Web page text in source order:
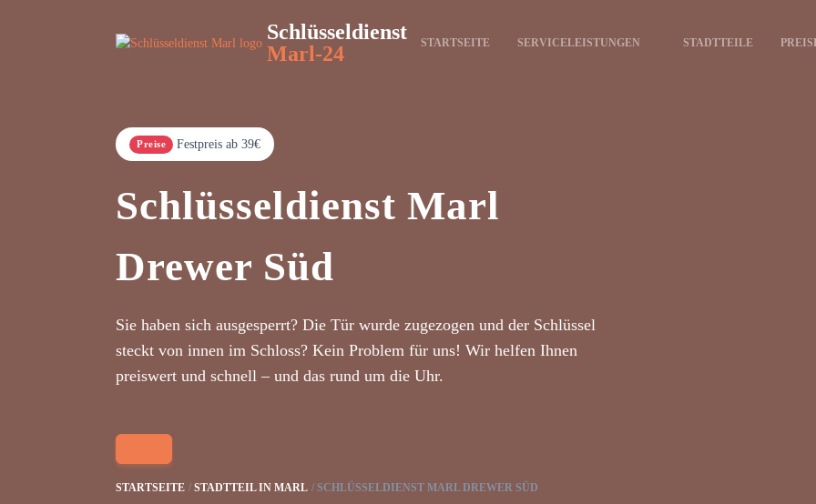
Schlüsseldienst
Marl-24
STARTSEITE SERVICELEISTUNGEN STADTTEILE
Preise Festpreis ab 39€
Schlüsseldienst Marl
Drewer Süd
Sie haben sich ausgesperrt? Die Tür wurde zugezogen und der Schlüssel
steckt von innen im Schloss? Kein Problem für uns! Wir helfen Ihnen
preiswert und schnell – und das rund um die Uhr.
STARTSEITE STADTTEIL IN MARL SCHLÜSSELDIENST MARL DREWER SÜD